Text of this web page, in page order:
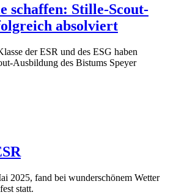
schaffen: Stille-Scout-
absolviert
der ESR und des ESG haben
Ausbildung des Bistums Speyer
2025, fand bei wunderschönem Wetter
statt.